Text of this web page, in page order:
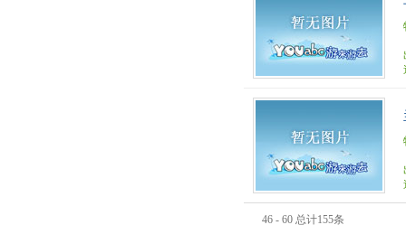
46 - 60 总计155条